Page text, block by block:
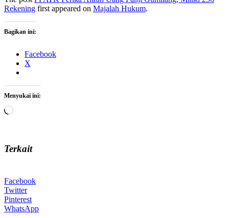
Rekening first appeared on Majalah Hukum.
Bagikan ini:
Facebook
X
Menyukai ini:
Memuat...
Terkait
Facebook
Twitter
Pinterest
WhatsApp